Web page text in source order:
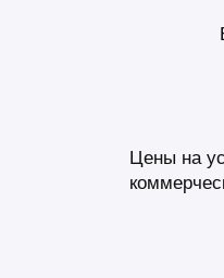
Цены на